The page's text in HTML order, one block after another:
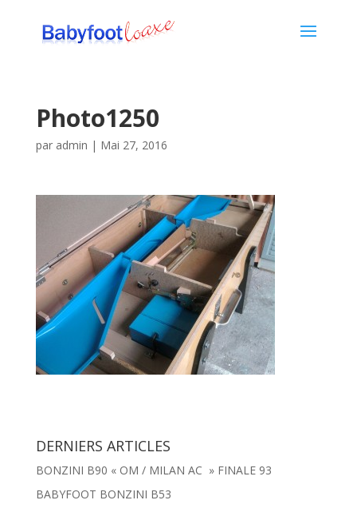
Photo1250
par admin | Mai 27, 2016
DERNIERS ARTICLES
BONZINI B90 « OM / MILAN AC » FINALE 93
BABYFOOT BONZINI B53